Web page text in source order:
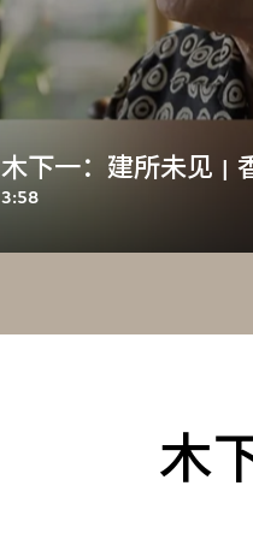
木下一：建所未见 |
3:58
木